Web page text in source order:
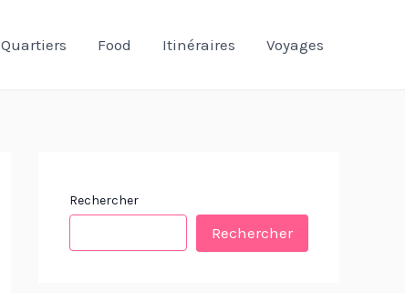
Quartiers Food Itinéraires Voyages
Rechercher
Rechercher